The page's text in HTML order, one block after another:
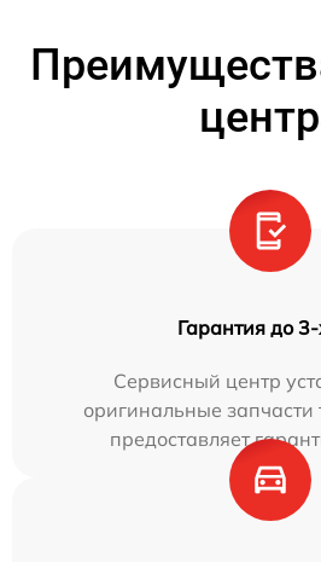
Гарантия до 3-
Сервисный центр
оригинальные запчасти
предоставляет